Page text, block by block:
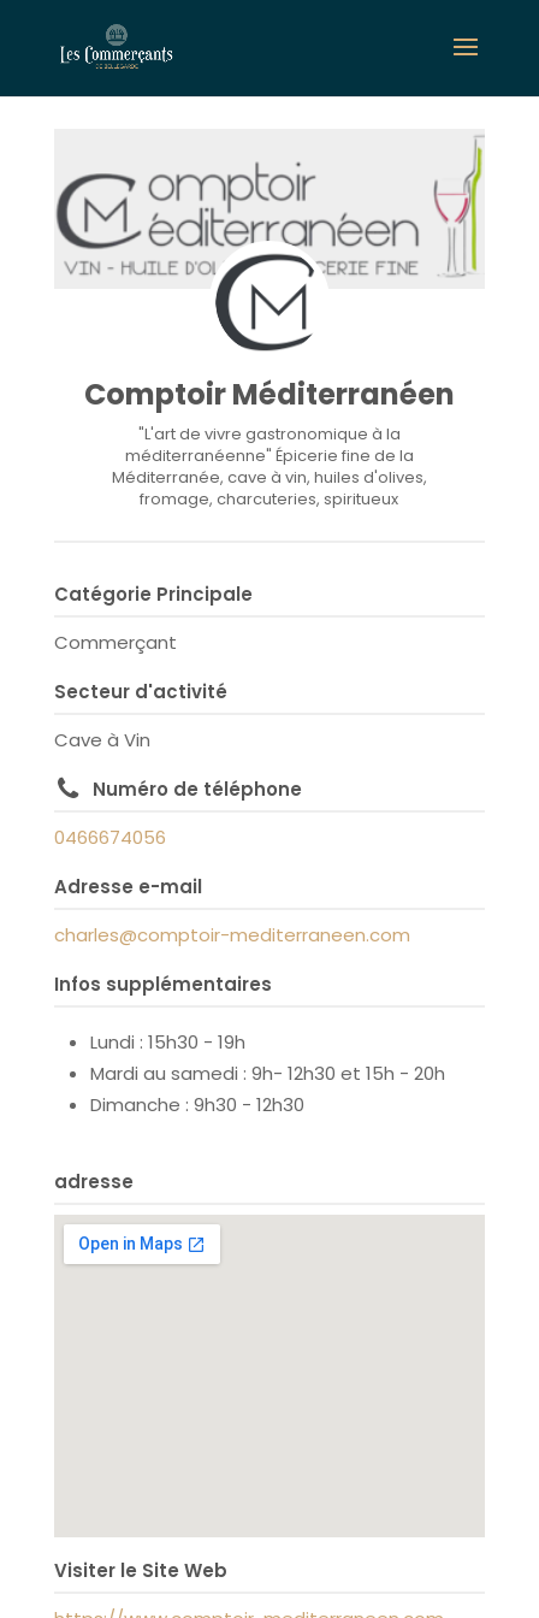
Comptoir Méditerranéen
"L'art de vivre gastronomique à la
méditerranéenne" Épicerie fine de la
Méditerranée, cave à vin, huiles d'olives,
fromage, charcuteries, spiritueux
Catégorie Principale
Commerçant
Secteur d'activité
Cave à Vin
Numéro de téléphone
0466674056
Adresse e-mail
charles@comptoir-mediterraneen.com
Infos supplémentaires
Lundi : 15h30 - 19h
Mardi au samedi : 9h- 12h30 et 15h - 20h
Dimanche : 9h30 - 12h30
adresse
Visiter le Site Web